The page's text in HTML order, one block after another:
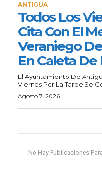
ANTIGUA
Todos Los
Cita Con El
Veraniego
En Caleta De
El Ayuntamiento De
Viernes Por La Tarde Se
Agosto 7, 2026
No Hay Publicaciones